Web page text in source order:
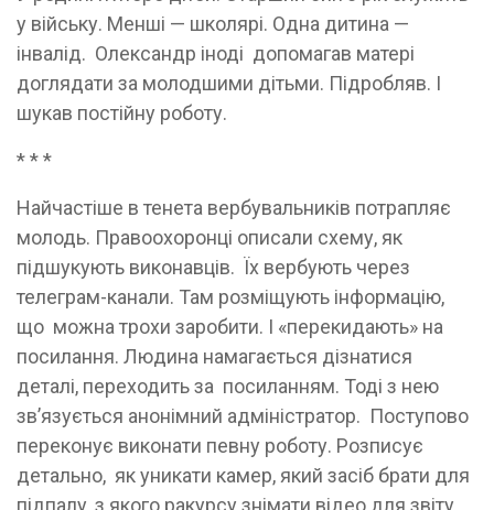
у війську. Менші — школярі. Одна дитина —
інвалід. Олександр іноді допомагав матері
доглядати за молодшими дітьми. Підробляв. І
шукав постійну роботу.
* * *
Найчастіше в тенета вербувальників потрапляє
молодь. Правоохоронці описали схему, як
підшукують виконавців. Їх вербують через
телеграм-канали. Там розміщують інформацію,
що можна трохи заробити. І «перекидають» на
посилання. Людина намагається дізнатися
деталі, переходить за посиланням. Тоді з нею
зв’язується анонімний адміністратор. Поступово
переконує виконати певну роботу. Розписує
детально, як уникати камер, який засіб брати для
підпалу, з якого ракурсу знімати відео для звіту.